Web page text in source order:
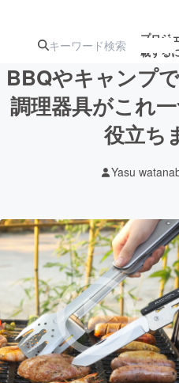
プロジ
載する
注目のリ 注目の新着
テクノロジー・ガジ
映像・映画
ビジネス・起業
BBQやキャンプ
調理器具がこれ
役立ち
Yasu